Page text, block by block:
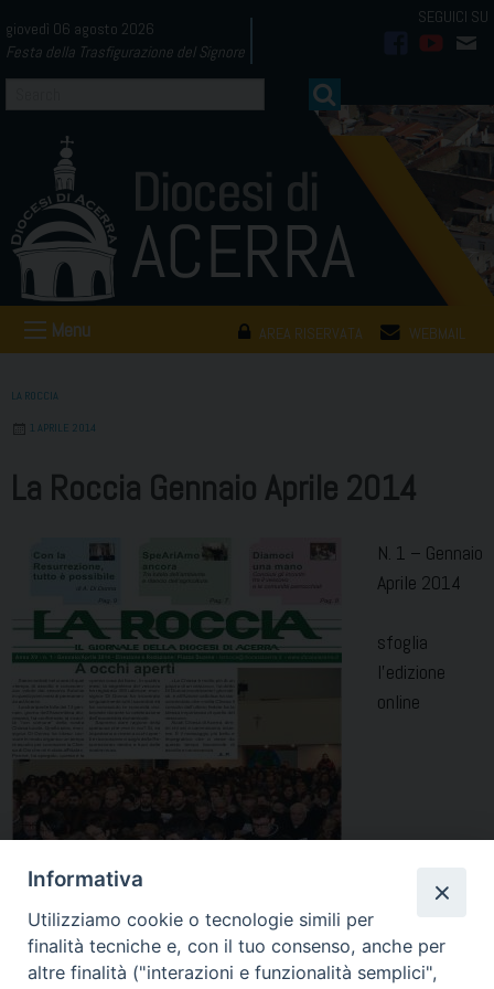
to
content
giovedì 06 agosto 2026
Festa della Trasfigurazione del Signore
AREA RISERVATA WEBMAIL
Menu
LA ROCCIA
1 APRILE 2014
La Roccia Gennaio Aprile 2014
N. 1 – Gennaio
Aprile 2014
sfoglia
l’edizione
online
Informativa
Utilizziamo cookie o tecnologie simili per
finalità tecniche e, con il tuo consenso, anche per
altre finalità ("interazioni e funzionalità semplici",